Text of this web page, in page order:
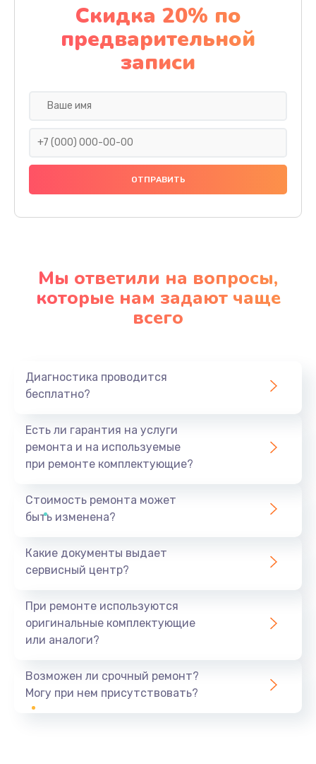
Скидка 20% по
предварительной
записи
Мы ответили на вопросы,
которые нам задают чаще
всего
Диагностика проводится
бесплатно?
Есть ли гарантия на услуги
ремонта и на используемые
при ремонте комплектующие?
Стоимость ремонта может
быть изменена?
Какие документы выдает
сервисный центр?
При ремонте используются
оригинальные комплектующие
или аналоги?
Возможен ли срочный ремонт?
Могу при нем присутствовать?